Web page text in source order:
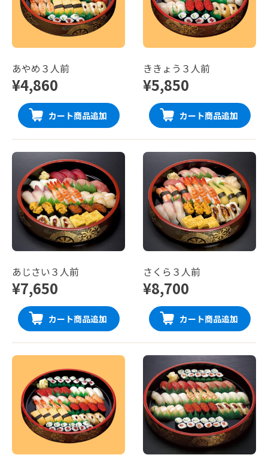
あやめ３人前
¥4,860
カート商品追加
ききょう３人前
¥5,850
カート商品追加
あじさい３人前
¥7,650
カート商品追加
さくら３人前
¥8,700
カート商品追加